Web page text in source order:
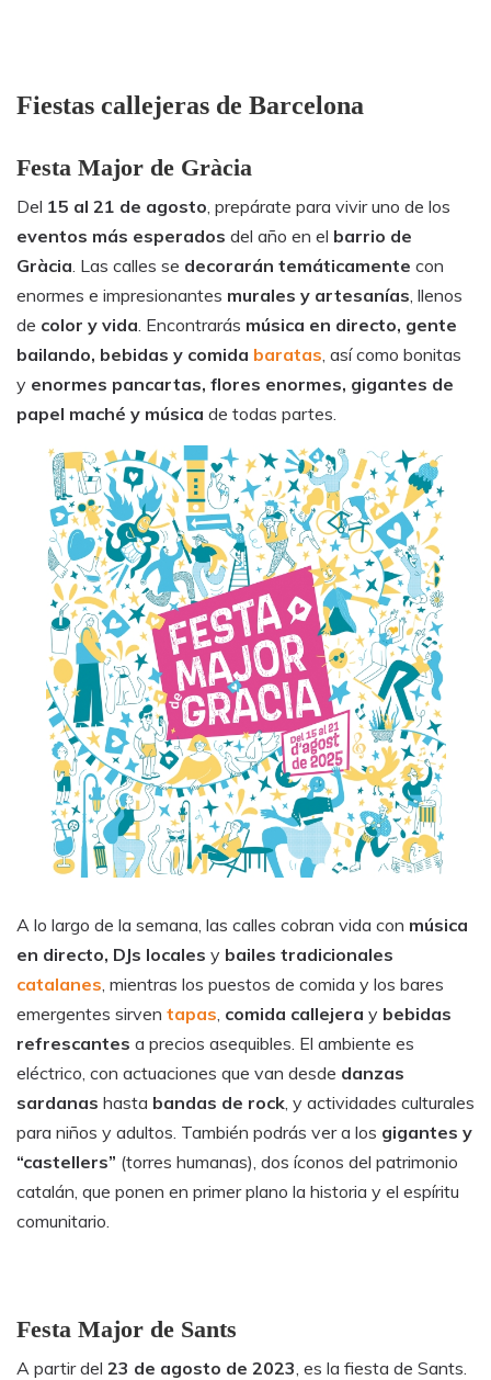
Fiestas callejeras de Barcelona
Festa Major de Gràcia
Del 15 al 21 de agosto , prepárate para vivir uno de los
eventos más esperados del año en el barrio de
Gràcia . Las calles se decorarán temáticamente con
enormes e impresionantes murales y artesanías , llenos
de color y vida . Encontrarás música en directo, gente
bailando, bebidas y comida baratas , así como bonitas
y enormes pancartas, flores enormes, gigantes de
papel maché y música de todas partes.
A lo largo de la semana, las calles cobran vida con música
en directo, DJs locales y bailes tradicionales
catalanes , mientras los puestos de comida y los bares
emergentes sirven tapas comida callejera y bebidas
refrescantes a precios asequibles. El ambiente es
eléctrico, con actuaciones que van desde danzas
sardanas hasta bandas de rock , y actividades culturales
para niños y adultos. También podrás ver a los gigantes y
“castellers” (torres humanas), dos íconos del patrimonio
catalán, que ponen en primer plano la historia y el espíritu
comunitario.
Festa Major de Sants
A partir del 23 de agosto de 2023 , es la fiesta de Sants.